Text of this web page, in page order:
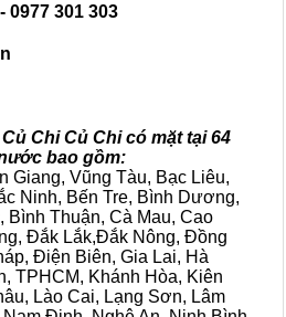
0977 301 303
Chi Củ Chi có mặt tại 64
bao gồm:
Giang, Vũng Tàu, Bạc Liêu,
Ninh, Bến Tre, Bình Dương,
Thuận, Cà Mau, Cao
Đắk Lắk,Đắk Nông, Đồng
Điện Biên, Gia Lai, Hà
TPHCM, Khánh Hòa, Kiên
Lào Cai, Lạng Sơn, Lâm